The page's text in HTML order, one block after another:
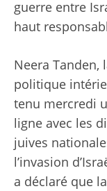
guerre entre
haut
Neera Tanden,
politique
tenu mercredi
ligne avec les
juives
l’invasion
a déclaré que